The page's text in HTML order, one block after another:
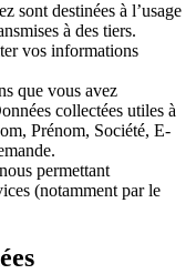
sont destinées à l’usage
à des tiers.
vos informations
que vous avez
collectées utiles à
Prénom, Société, E-
permettant
(notamment par le